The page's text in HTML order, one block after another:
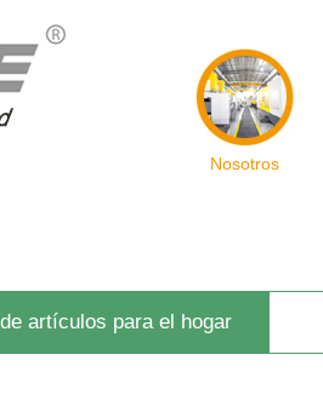
Nosotros
artículos para el hogar